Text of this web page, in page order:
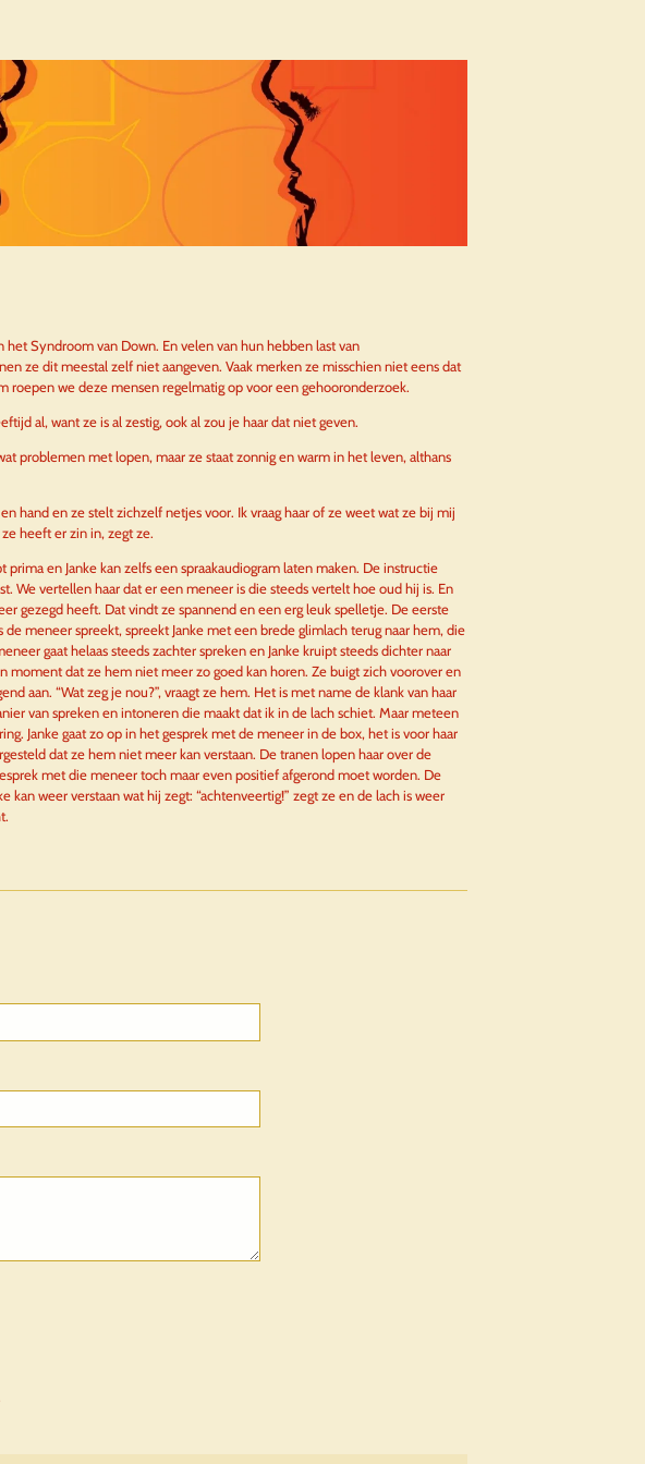
Syndroom van Down. En velen van hun hebben last van
ze dit meestal zelf niet aangeven. Vaak merken ze misschien niet eens dat
roepen we deze mensen regelmatig op voor een gehooronderzoek.
al, want ze is al zestig, ook al zou je haar dat niet geven.
problemen met lopen, maar ze staat zonnig en warm in het leven, althans
hand en ze stelt zichzelf netjes voor. Ik vraag haar of ze weet wat ze bij mij
heeft er zin in, zegt ze.
en Janke kan zelfs een spraakaudiogram laten maken. De instructie
We vertellen haar dat er een meneer is die steeds vertelt hoe oud hij is. En
gezegd heeft. Dat vindt ze spannend en een erg leuk spelletje. De eerste
de meneer spreekt, spreekt Janke met een brede glimlach terug naar hem, die
gaat helaas steeds zachter spreken en Janke kruipt steeds dichter naar
moment dat ze hem niet meer zo goed kan horen. Ze buigt zich voorover en
aan. “Wat zeg je nou?”, vraagt ze hem. Het is met name de klank van haar
van spreken en intoneren die maakt dat ik in de lach schiet. Maar meteen
Janke gaat zo op in het gesprek met de meneer in de box, het is voor haar
dat ze hem niet meer kan verstaan. De tranen lopen haar over de
met die meneer toch maar even positief afgerond moet worden. De
kan weer verstaan wat hij zegt: “achtenveertig!” zegt ze en de lach is weer